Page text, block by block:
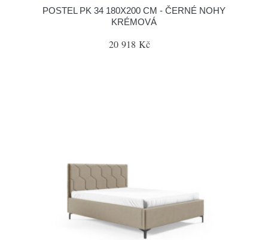
POSTEL PK 34 180X200 CM - ČERNÉ NOHY
KRÉMOVÁ
20 918 Kč